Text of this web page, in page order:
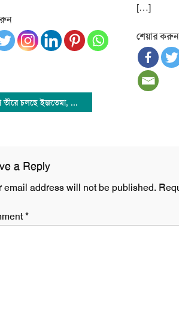
[…]
শেয়ার করুন
তুরাগ তীরে চলছে ইজতেমা, ইবাদত-বন্দেগিতে মশগুল মুসল্লিরা
a Reply
email address will not be published.
*